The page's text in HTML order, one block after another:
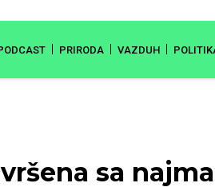
PRIRODA VAZDUH
sa